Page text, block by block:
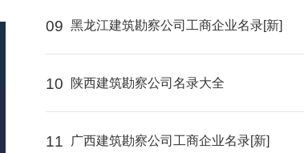
09 黑龙江建筑勘察公司工商企业名录[新]
10 陕西建筑勘察公司名录大全
11 广西建筑勘察公司工商企业名录[新]